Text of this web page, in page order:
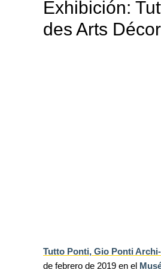
Exhibición:
des Arts
Tutto Ponti, Gio Ponti
de febrero de 2019 en el